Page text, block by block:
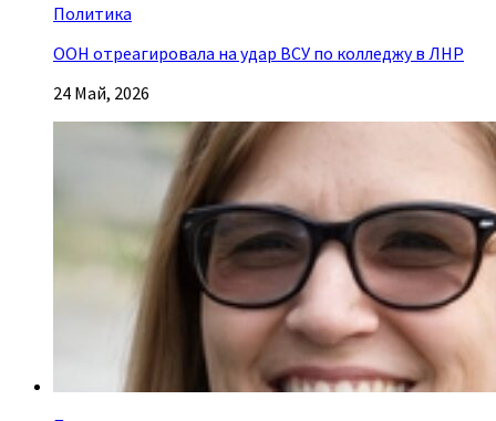
Политика
ООН отреагировала на удар ВСУ по колледжу в ЛНР
24 Май, 2026